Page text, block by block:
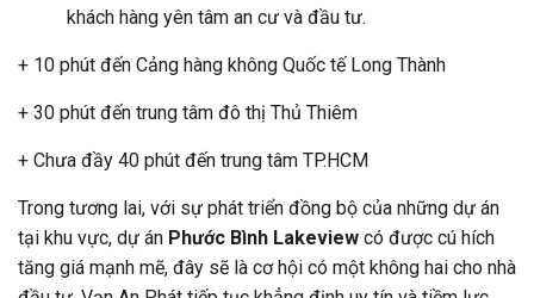
khách hàng yên tâm an cư và đầu tư.
+ 10 phút đến Cảng hàng không Quốc tế Long Thành
+ 30 phút đến trung tâm đô thị Thủ Thiêm
+ Chưa đầy 40 phút đến trung tâm TP.HCM
Trong tương lai, với sự phát triển đồng bộ của những dự án
tại khu vực, dự án Phước Bình Lakeview có được cú hích
tăng giá mạnh mẽ, đây sẽ là cơ hội có một không hai cho nhà